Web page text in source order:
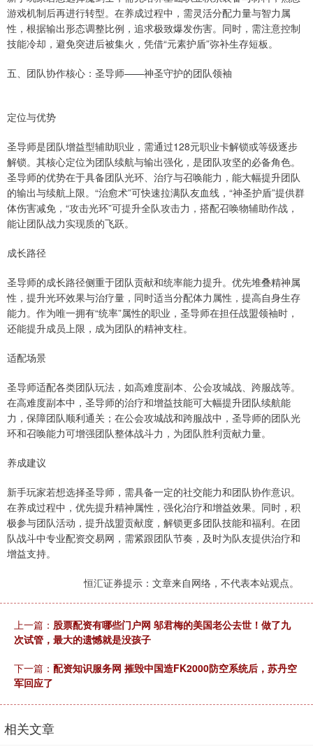
游戏机制后再进行转型。在养成过程中，需灵活分配力量与智力属
性，根据输出形态调整比例，追求极致爆发伤害。同时，需注意控制
技能冷却，避免突进后被集火，凭借“元素护盾”弥补生存短板。
五、团队协作核心：圣导师——神圣守护的团队领袖
定位与优势
圣导师是团队增益型辅助职业，需通过128元职业卡解锁或等级逐步
解锁。其核心定位为团队续航与输出强化，是团队攻坚的必备角色。
圣导师的优势在于具备团队光环、治疗与召唤能力，能大幅提升团队
的输出与续航上限。“治愈术”可快速拉满队友血线，“神圣护盾”提供群
体伤害减免，“攻击光环”可提升全队攻击力，搭配召唤物辅助作战，
能让团队战力实现质的飞跃。
成长路径
圣导师的成长路径侧重于团队贡献和统率能力提升。优先堆叠精神属
性，提升光环效果与治疗量，同时适当分配体力属性，提高自身生存
能力。作为唯一拥有“统率”属性的职业，圣导师在担任战盟领袖时，
还能提升成员上限，成为团队的精神支柱。
适配场景
圣导师适配各类团队玩法，如高难度副本、公会攻城战、跨服战等。
在高难度副本中，圣导师的治疗和增益技能可大幅提升团队续航能
力，保障团队顺利通关；在公会攻城战和跨服战中，圣导师的团队光
环和召唤能力可增强团队整体战斗力，为团队胜利贡献力量。
养成建议
新手玩家若想选择圣导师，需具备一定的社交能力和团队协作意识。
在养成过程中，优先提升精神属性，强化治疗和增益效果。同时，积
极参与团队活动，提升战盟贡献度，解锁更多团队技能和福利。在团
队战斗中专业配资交易网，需紧跟团队节奏，及时为队友提供治疗和
增益支持。
恒汇证券提示：文章来自网络，不代表本站观点。
上一篇： 股票配资有哪些门户网 邬君梅的美国老公去世！做了九
次试管，最大的遗憾就是没孩子
下一篇： 配资知识服务网 摧毁中国造FK2000防空系统后，苏丹空
军回应了
相关文章